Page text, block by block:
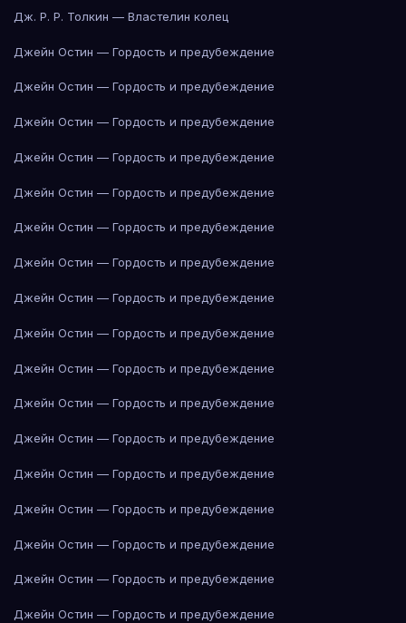
Дж. Р. Р. Толкин — Властелин колец
Джейн Остин — Гордость и предубеждение
Джейн Остин — Гордость и предубеждение
Джейн Остин — Гордость и предубеждение
Джейн Остин — Гордость и предубеждение
Джейн Остин — Гордость и предубеждение
Джейн Остин — Гордость и предубеждение
Джейн Остин — Гордость и предубеждение
Джейн Остин — Гордость и предубеждение
Джейн Остин — Гордость и предубеждение
Джейн Остин — Гордость и предубеждение
Джейн Остин — Гордость и предубеждение
Джейн Остин — Гордость и предубеждение
Джейн Остин — Гордость и предубеждение
Джейн Остин — Гордость и предубеждение
Джейн Остин — Гордость и предубеждение
Джейн Остин — Гордость и предубеждение
Джейн Остин — Гордость и предубеждение